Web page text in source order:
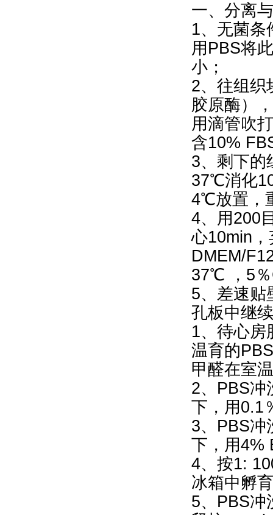
一、分离
1、无菌条
用PBS将
小；
2、往组织
胶原酶）
用滴管吹
含10%
3、剩下的
37℃消化
4℃放置，
4、用200
心10min
DMEM/
37℃ ，5
5、差速贴
孔板中继
1、待心房
温育的
甲醛在室
2、PBS
下，用0.1
3、PBS冲
下，用4%
4、按1:
冰箱中孵
5、PBS冲